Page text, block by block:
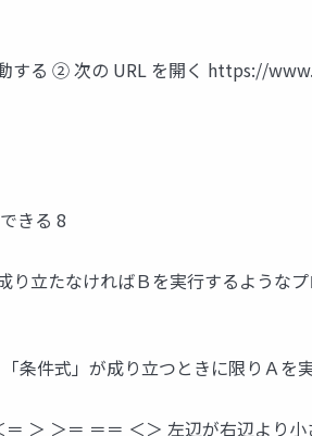
する ② 次の URL を開く https://
きる 8
立たなければＢを実行するような
条件式」が成り立つときに限りＡを
＞ ＞＝ ＝＝ ＜＞ 左辺が右辺より